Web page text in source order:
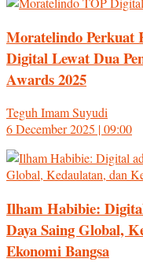
Moratelindo Perkuat
Digital Lewat Dua
Awards 2025
Teguh Imam Suyudi
6 December 2025 | 09:00
Ilham Habibie:
Daya Saing Global,
Ekonomi Bangsa